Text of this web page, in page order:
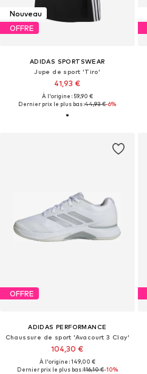
Nouveau
OFFRE
ADIDAS SPORTSWEAR
Jupe de sport 'Tiro'
41,93 €
À l'origine : 59,90 €
Dernier prix le plus bas :44,93 €-6%
OFFRE
ADIDAS PERFORMANCE
Chaussure de sport 'Avacourt 3 Clay'
104,30 €
À l'origine : 149,00 €
Dernier prix le plus bas :116,10 €-10%